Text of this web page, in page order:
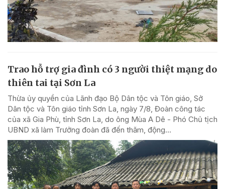
Trao hỗ trợ gia đình có 3 người thiệt mạng do
thiên tai tại Sơn La
Thừa ủy quyền của Lãnh đạo Bộ Dân tộc và Tôn giáo, Sở
Dân tộc và Tôn giáo tỉnh Sơn La, ngày 7/8, Đoàn công tác
của xã Gia Phù, tỉnh Sơn La, do ông Mùa A Dê - Phó Chủ tịch
UBND xã làm Trưởng đoàn đã đến thăm, động...